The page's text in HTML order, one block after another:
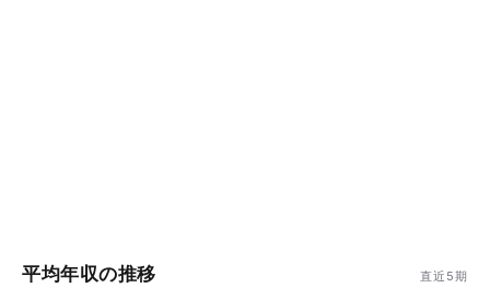
平均年収の推移 直近5期